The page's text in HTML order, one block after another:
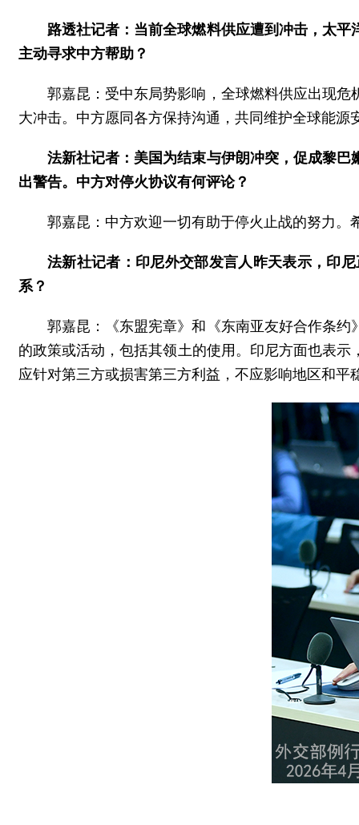
路透社记者：当前全球燃料供应遭到冲击，太
主动寻求中方帮助？
郭嘉昆：受中东局势影响，全球燃料供应出现
大冲击。中方愿同各方保持沟通，共同维护全球能源
法新社记者：美国为结束与伊朗冲突，促成黎
出警告。中方对停火协议有何评论？
郭嘉昆：中方欢迎一切有助于停火止战的努力
法新社记者：印尼外交部发言人昨天表示，印
系？
郭嘉昆：《东盟宪章》和《东南亚友好合作条
的政策或活动，包括其领土的使用。印尼方面也表
应针对第三方或损害第三方利益，不应影响地区和平